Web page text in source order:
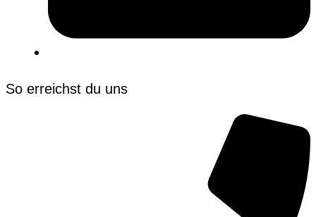
So erreichst du uns